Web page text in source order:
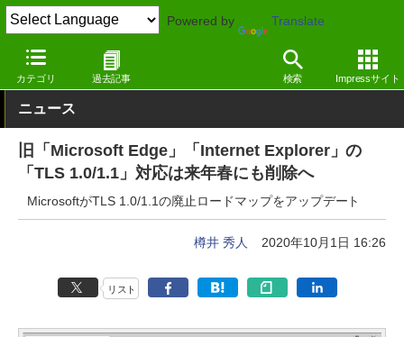
Powered by Translate
カテゴリ 過去記事 検索 Impressサイト
窓の杜 オフィス・ドキュメント Webサービス
ニュース
旧「Microsoft Edge」「Internet Explorer」の
「TLS 1.0/1.1」対応は来年春にも削除へ
MicrosoftがTLS 1.0/1.1の廃止ロードマップをアップデート
樽井 秀人 2020年10月1日 16:26
リスト